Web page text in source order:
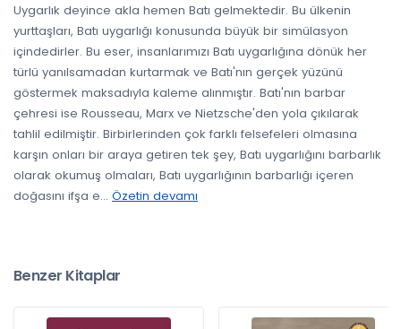
Uygarlık deyince akla hemen Batı gelmektedir. Bu ülkenin
yurttaşları, Batı uygarlığı konusunda büyük bir simülasyon
içindedirler. Bu eser, insanlarımızı Batı uygarlığına dönük her
türlü yanılsamadan kurtarmak ve Batı'nın gerçek yüzünü
göstermek maksadıyla kaleme alınmıştır. Batı'nın barbar
çehresi ise Rousseau, Marx ve Nietzsche'den yola çıkılarak
tahlil edilmiştir. Birbirlerinden çok farklı felsefeleri olmasına
karşın onları bir araya getiren tek şey, Batı uygarlığını barbarlık
olarak okumuş olmaları, Batı uygarlığının barbarlığı içeren
doğasını ifşa e... Özetin devamı
Benzer Kitaplar